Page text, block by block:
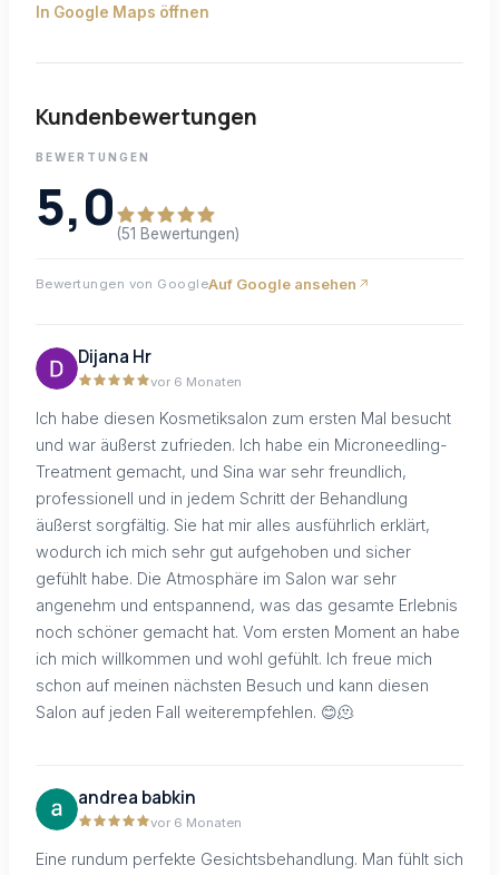
In Google Maps öffnen
Kundenbewertungen
BEWERTUNGEN
5,0 (51 Bewertungen)
Bewertungen von GoogleAuf Google ansehen
Dijana Hr
vor 6 Monaten
Ich habe diesen Kosmetiksalon zum ersten Mal besucht
und war äußerst zufrieden. Ich habe ein Microneedling-
Treatment gemacht, und Sina war sehr freundlich,
professionell und in jedem Schritt der Behandlung
äußerst sorgfältig. Sie hat mir alles ausführlich erklärt,
wodurch ich mich sehr gut aufgehoben und sicher
gefühlt habe. Die Atmosphäre im Salon war sehr
angenehm und entspannend, was das gesamte Erlebnis
noch schöner gemacht hat. Vom ersten Moment an habe
ich mich willkommen und wohl gefühlt. Ich freue mich
schon auf meinen nächsten Besuch und kann diesen
Salon auf jeden Fall weiterempfehlen. 😊🫠
andrea babkin
vor 6 Monaten
Eine rundum perfekte Gesichtsbehandlung. Man fühlt sich